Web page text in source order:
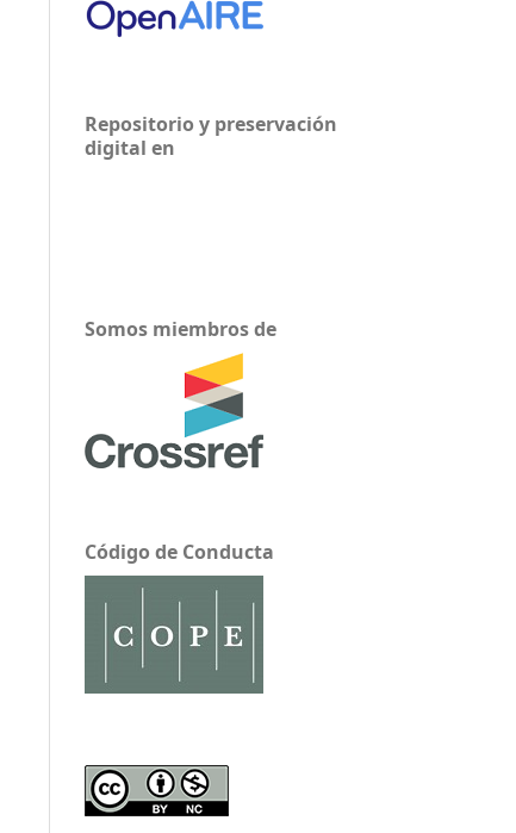
Repositorio y preservación
digital en
Somos miembros de
Código de Conducta